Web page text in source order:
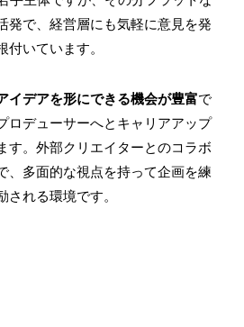
発で、経営層にも気軽に意見を発
付いています。
イデアを形にできる機会が豊富で
ロデューサーへとキャリアアップ
す。外部クリエイターとのコラボ
、多面的な視点を持って企画を練
される環境です。